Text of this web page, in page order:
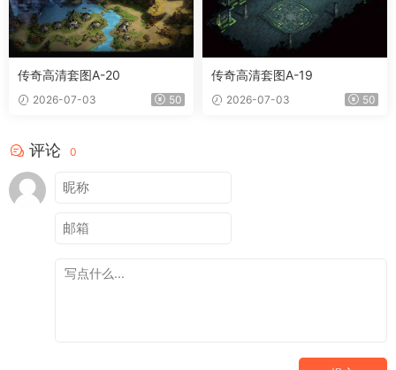
传奇高清套图A-20
2026-07-03 50
传奇高清套图A-19
2026-07-03 50
评论 0